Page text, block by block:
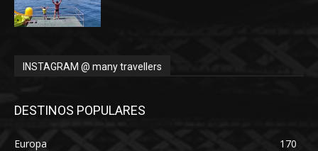
INSTAGRAM @ many travellers
DESTINOS POPULARES
Europa
170